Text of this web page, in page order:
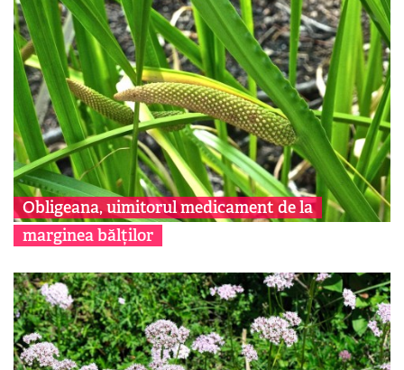
Obligeana, uimitorul medicament de la
marginea bălților